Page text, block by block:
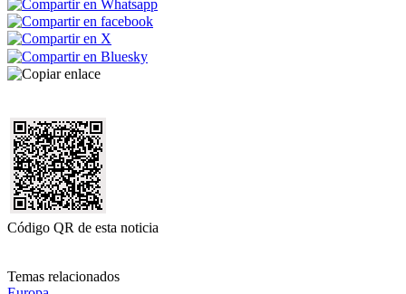
Código QR de esta noticia
Temas relacionados